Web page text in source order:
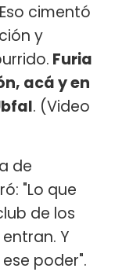
cimentó
y
Furia
acá y en
. (Video
de
"Lo que
de los
Y
poder".